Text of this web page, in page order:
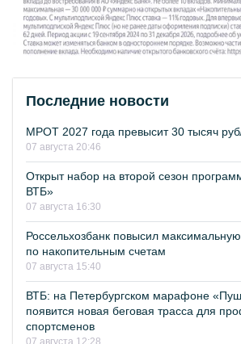
Последние новости
МРОТ 2027 года превысит 30 тысяч
07 августа 20:46
Открыт набор на второй сезон
ВТБ»
07 августа 16:30
Россельхозбанк повысил
по накопительным счетам
07 августа 15:40
ВТБ: на Петербургском марафоне
появится новая беговая трасса для
спортсменов
07 августа 12:28